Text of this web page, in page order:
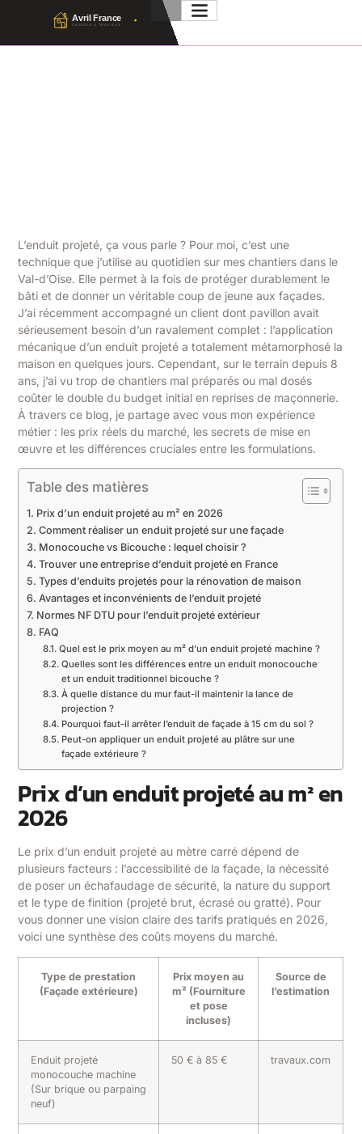
L’enduit projeté, ça vous parle ? Pour moi, c’est une
technique que j’utilise au quotidien sur mes chantiers dans le
Val-d’Oise. Elle permet à la fois de protéger durablement le
bâti et de donner un véritable coup de jeune aux façades.
J’ai récemment accompagné un client dont pavillon avait
sérieusement besoin d’un ravalement complet : l’application
mécanique d’un enduit projeté a totalement métamorphosé la
maison en quelques jours. Cependant, sur le terrain depuis 8
ans, j’ai vu trop de chantiers mal préparés ou mal dosés
coûter le double du budget initial en reprises de maçonnerie.
À travers ce blog, je partage avec vous mon expérience
métier : les prix réels du marché, les secrets de mise en
œuvre et les différences cruciales entre les formulations.
Table des matières
Prix d’un enduit projeté au m² en 2026
Comment réaliser un enduit projeté sur une façade
Monocouche vs Bicouche : lequel choisir ?
Trouver une entreprise d’enduit projeté en France
Types d’enduits projetés pour la rénovation de maison
Avantages et inconvénients de l’enduit projeté
Normes NF DTU pour l’enduit projeté extérieur
FAQ
Quel est le prix moyen au m² d’un enduit projeté machine ?
Quelles sont les différences entre un enduit monocouche
et un enduit traditionnel bicouche ?
À quelle distance du mur faut-il maintenir la lance de
projection ?
Pourquoi faut-il arrêter l’enduit de façade à 15 cm du sol ?
Peut-on appliquer un enduit projeté au plâtre sur une
façade extérieure ?
Prix d’un enduit projeté au m² en
2026
Le prix d’un enduit projeté au mètre carré dépend de
plusieurs facteurs : l’accessibilité de la façade, la nécessité
de poser un échafaudage de sécurité, la nature du support
et le type de finition (projeté brut, écrasé ou gratté). Pour
vous donner une vision claire des tarifs pratiqués en 2026,
voici une synthèse des coûts moyens du marché.
Type de prestation
(Façade extérieure)
Prix moyen au
m² (Fourniture
et pose
incluses)
Source de
l’estimation
Enduit projeté
monocouche machine
(Sur brique ou parpaing
neuf)
50 € à 85 € travaux.com